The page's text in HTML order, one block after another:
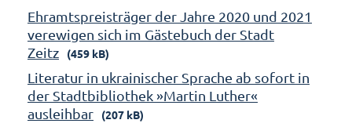
Ehramtspreisträger der Jahre 2020 und 2021
verewigen sich im Gästebuch der Stadt
Zeitz
(459 kB)
Literatur in ukrainischer Sprache ab sofort in
der Stadtbibliothek »Martin Luther«
ausleihbar
(207 kB)